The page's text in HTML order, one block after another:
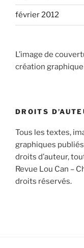
février 2012
L’image de
création
DROITS
Tous les textes,
graphiques
droits d’auteur,
Revue Lou Can –
droits réservés.